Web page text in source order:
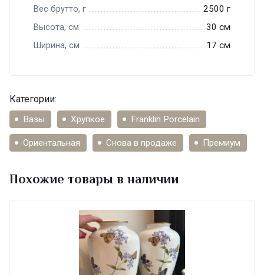
Вес брутто, г 2500 г
Высота, см 30 см
Ширина, см 17 см
Категории:
Вазы Хрупкое Franklin Porcelain
Ориентальная Снова в продаже Премиум
Похожие товары в наличии